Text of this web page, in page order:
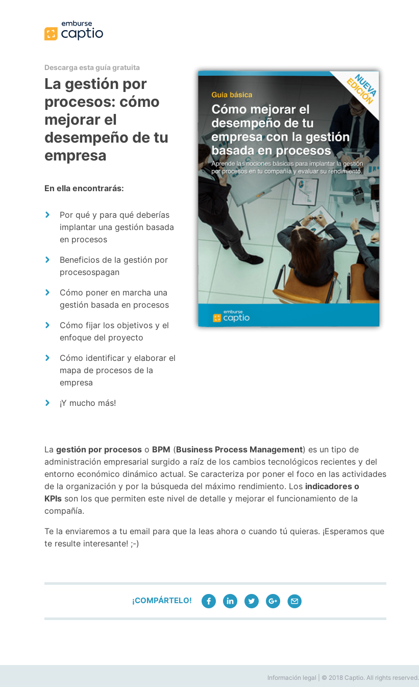
Descarga esta guía gratuita
La gestión por
procesos: cómo
mejorar el
desempeño de tu
empresa
En ella encontrarás:
Por qué y para qué deberías
implantar una gestión basada
en procesos
Beneficios de la gestión por
procesospagan
Cómo poner en marcha una
gestión basada en procesos
Cómo fijar los objetivos y el
enfoque del proyecto
Cómo identificar y elaborar el
mapa de procesos de la
empresa
¡Y mucho más!
La gestión por procesos o BPM (Business Process Management) es un tipo de
administración empresarial surgido a raíz de los cambios tecnológicos recientes y del
entorno económico dinámico actual. Se caracteriza por poner el foco en las actividades
de la organización y por la búsqueda del máximo rendimiento. Los indicadores o
KPIs son los que permiten este nivel de detalle y mejorar el funcionamiento de la
compañía.
Te la enviaremos a tu email para que la leas ahora o cuando tú quieras. ¡Esperamos que
te resulte interesante! ;-)
¡COMPÁRTELO!
Información legal | © 2018 Captio. All rights reserved.